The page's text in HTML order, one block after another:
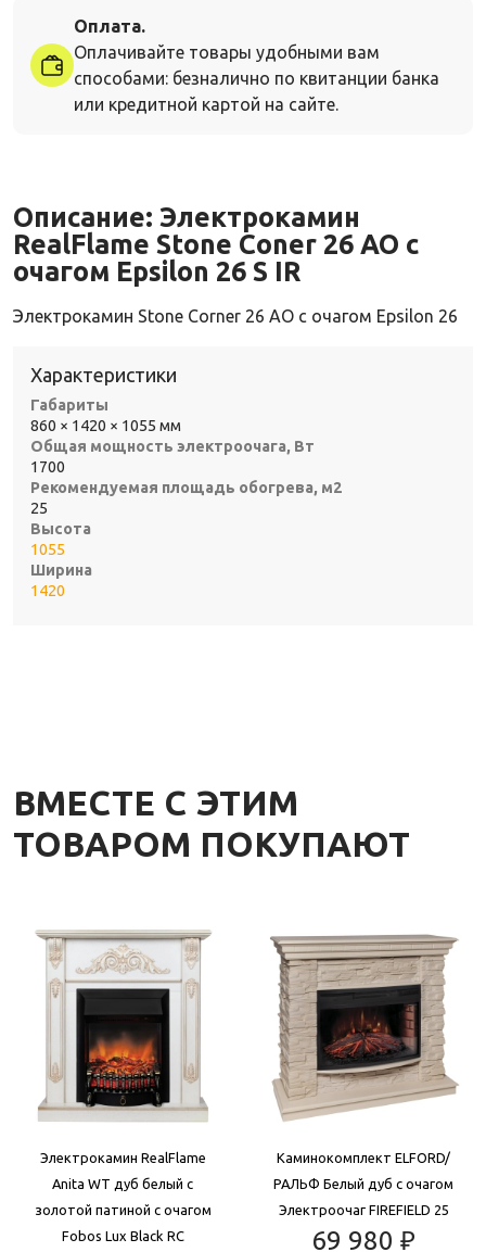
Оплата.
Оплачивайте товары удобными вам
способами: безналично по квитанции банка
или кредитной картой на сайте.
Описание: Электрокамин
RealFlame Stone Coner 26 AO с
очагом Epsilon 26 S IR
Электрокамин Stone Corner 26 AO с очагом Epsilon 26
Характеристики
Габариты
860 × 1420 × 1055 мм
Общая мощность электроочага, Вт
1700
Рекомендуемая площадь обогрева, м2
25
Высота
1055
Ширина
1420
ВМЕСТЕ С ЭТИМ
ТОВАРОМ ПОКУПАЮТ
Электрокамин RealFlame
Anita WT дуб белый с
золотой патиной с очагом
Fobos Lux Black RC
Каминокомплект ELFORD/
РАЛЬФ Белый дуб с очагом
Электроочаг FIREFIELD 25
69 980 ₽